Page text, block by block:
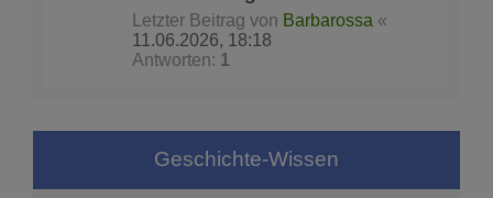
Letzter Beitrag von Barbarossa «
11.06.2026, 18:18
Antworten: 1
Geschichte-Wissen